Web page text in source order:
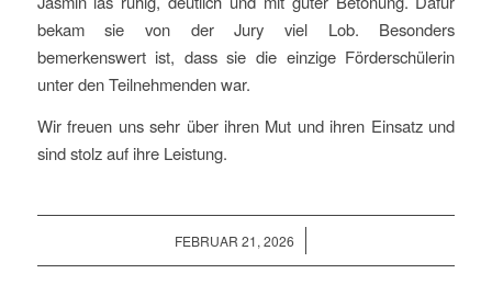
bekam sie von der Jury viel Lob. Besonders
bemerkenswert ist, dass sie die einzige Förderschülerin
unter den Teilnehmenden war.
Wir freuen uns sehr über ihren Mut und ihren Einsatz und
sind stolz auf ihre Leistung.
FEBRUAR 21, 2026
/